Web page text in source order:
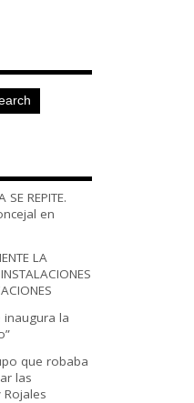
REPITE.
en
LA
inaugura la
que robaba
las